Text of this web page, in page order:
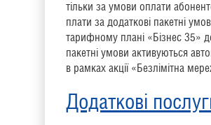
тільки за умови оплати
плати за додаткові пакетні
тарифному плані «Бізнес 35»
пакетні умови активуються
в рамках акції «Безлімітна
Додаткові